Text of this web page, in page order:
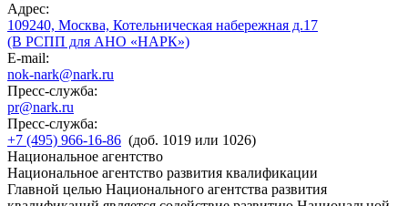
Адрес:
109240, Москва, Котельническая набережная д.17
(В РСПП для АНО «НАРК»)
E-mail:
nok-nark@nark.ru
Пресс-служба:
pr@nark.ru
Пресс-служба:
+7 (495) 966-16-86 (доб. 1019 или 1026)
Национальное агентство
Национальное агентство развития квалификации
Главной целью Национального агентства развития